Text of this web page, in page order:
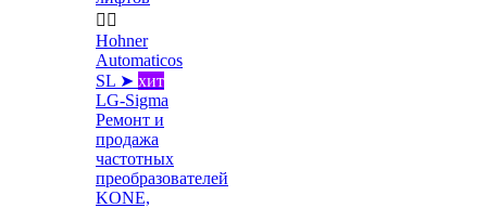
 
Hohner
Automaticos
SL ➤ хит
LG-Sigma
Ремонт и
продажа
частотных
преобразователей
KONE,